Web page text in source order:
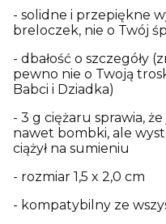
- solidne i przepiękne
breloczek, nie o Twój
- dbałość o szczegóły
pewno nie o Twoją
Babci i Dziadka)
- 3 g ciężaru sprawia,
nawet bombki, ale
ciążył na sumieniu
- rozmiar 1,5 x 2,0 cm
- kompatybilny ze